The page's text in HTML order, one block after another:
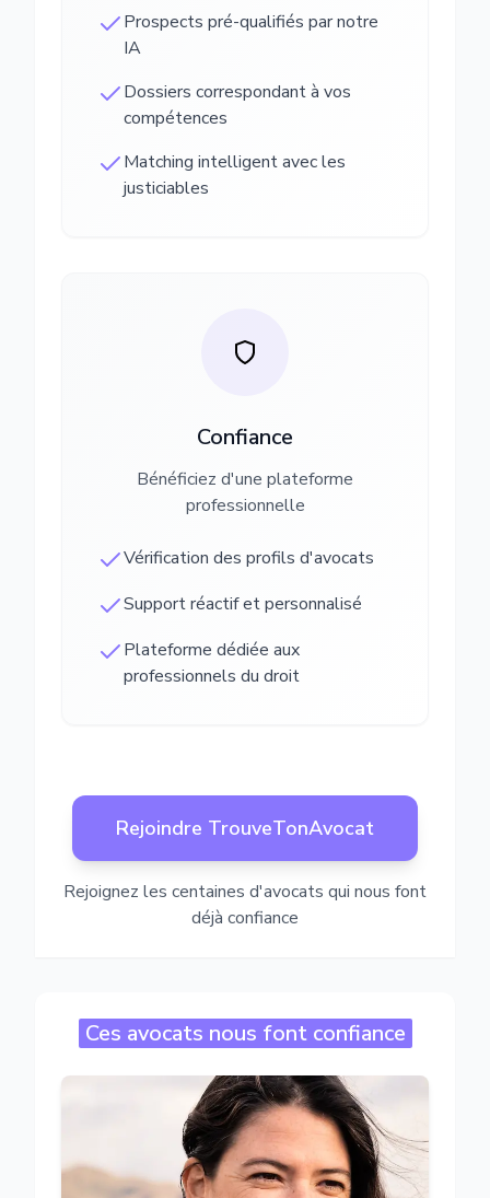
Prospects pré-qualifiés par notre
IA
Dossiers correspondant à vos
compétences
Matching intelligent avec les
justiciables
Confiance
Bénéficiez d'une plateforme
professionnelle
Vérification des profils d'avocats
Support réactif et personnalisé
Plateforme dédiée aux
professionnels du droit
Rejoindre TrouveTonAvocat
Rejoignez les centaines d'avocats qui nous font
déjà confiance
Ces avocats nous font confiance